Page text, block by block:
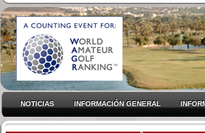
NOTICIAS INFORMACIÓN GENERAL